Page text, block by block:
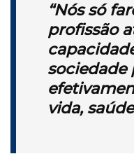
“Nós só
profissão
sociedade
vida,